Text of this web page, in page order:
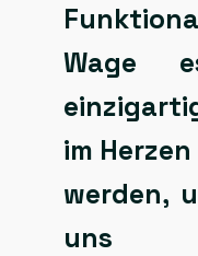
Wage
im
werden,
uns